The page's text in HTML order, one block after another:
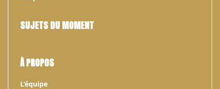
SUJETS DU MOMENT
À PROPOS
L’équipe